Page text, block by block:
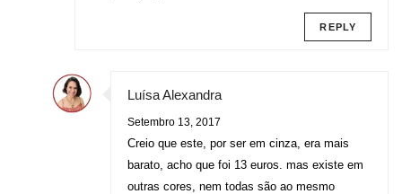
REPLY
Luísa Alexandra
Setembro 13, 2017
Creio que este, por ser em cinza, era mais
barato, acho que foi 13 euros. mas existe em
outras cores, nem todas são ao mesmo